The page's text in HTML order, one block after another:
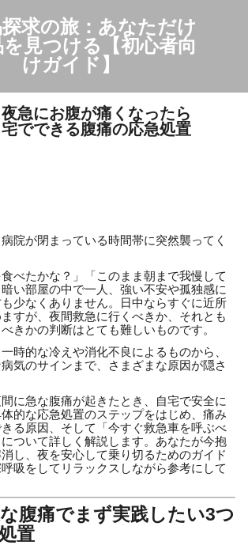
プしてメイン コンテンツに移動
求の旅：あなただけ
見つける【初心者向
けガイド】
夜急にお腹が痛くなったら
でできる腹痛の応急処置
院が閉まっている時間帯に突然襲ってく
食べたかな？」「このまま朝まで我慢して
い部屋の中で一人、強い不安や孤独感に
少なくありません。日中ならすぐに近所
すが、夜間救急に行くべきか、それとも
きかの判断はとても難しいものです。
時的な冷えや消化不良によるものから、
気のサインまで、さまざまな原因が隠さ
に急な腹痛が起きたとき、自宅で安全に
的な応急処置のステップをはじめ、痛み
る原因、そして「今すぐ救急車を呼ぶべ
ついて詳しく解説します。あなたが今抱
し、夜を安心して乗り切るためのガイド
吸をしてリラックスしながら参考にして
腹痛でまず実践したい3つ
置